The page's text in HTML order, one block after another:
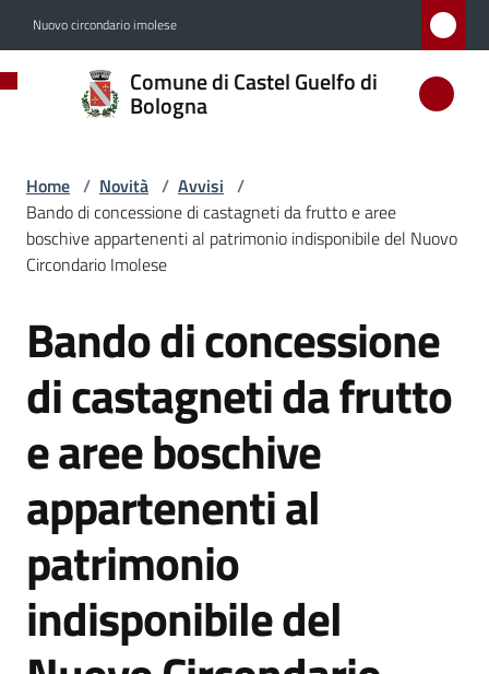
Nuovo circondario imolese
Comune di Castel Guelfo di
Bologna
Comune
di
Guelfo
di
Bologna
Amministrazione
Novità
Menu selezionato
Vivere
Castel
Guelfo
Home / Novità / Avvisi /
Bando di concessione di castagneti da frutto e aree
boschive appartenenti al patrimonio indisponibile del Nuovo
Circondario Imolese
Salta al contenuto
Bando di concessione
di castagneti da frutto
e aree boschive
appartenenti al
patrimonio
indisponibile del